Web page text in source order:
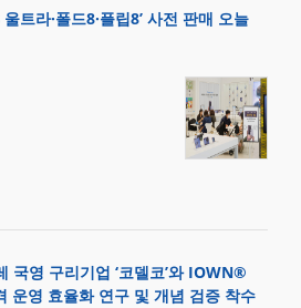
트라·폴드8·플립8’ 사전 판매 오늘
국영 구리기업 ‘코델코’와 IOWN®
운영 효율화 연구 및 개념 검증 착수